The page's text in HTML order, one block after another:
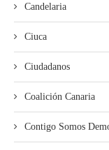
Candelaria
Ciuca
Ciudadanos
Coalición Canaria
Contigo Somos